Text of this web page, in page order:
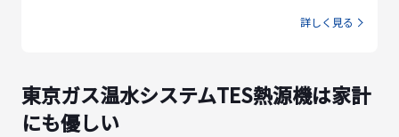
詳しく見る
東京ガス温水システムTES熱源機は家計
にも優しい